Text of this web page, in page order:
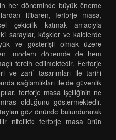
her döneminde büyük öneme
itibaren, ferforje masa,
çekicilik katmak amacıyla
saraylar, köşkler ve kalelerde
ve gösterişli olmak üzere
modern dönemde de hem
tercih edilmektedir. Ferforje
ve zarif tasarımları ile tarihi
sağlamlıkları ile de güvenlik
ferforje masa işçiliğinin ne
olduğunu göstermektedir.
göz önünde bulundurarak
nitelikte ferforje masa ürün